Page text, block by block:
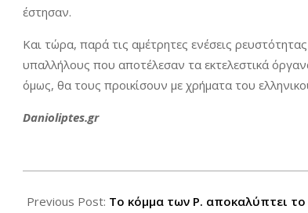
έστησαν.
Και τώρα, παρά τις αμέτρητες ενέσεις
υπαλλήλους που αποτέλεσαν τα εκτελεστικά
όμως, θα τους προικίσουν με χρήματα του
Danioliptes.gr
07-
Previous Post: Το κόμμα των Ρ. αποκαλύπτει